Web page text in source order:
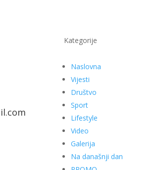
Kategorije
Naslovna
Vijesti
Društvo
Sport
Lifestyle
Video
Galerija
Na današnji dan